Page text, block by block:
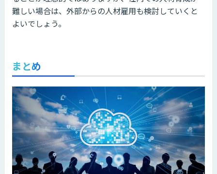
難しい場合は、外部からの人材雇用も検討していくと
よいでしょう。
まとめ